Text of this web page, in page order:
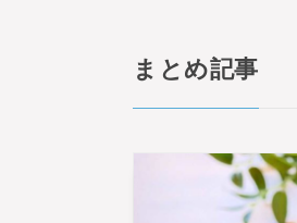
まとめ記事